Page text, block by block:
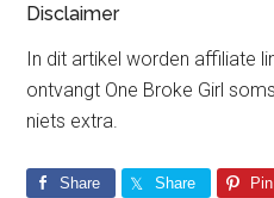
Disclaimer
In dit artikel worden affiliate
ontvangt One Broke Girl
niets extra.
Share Share Pin